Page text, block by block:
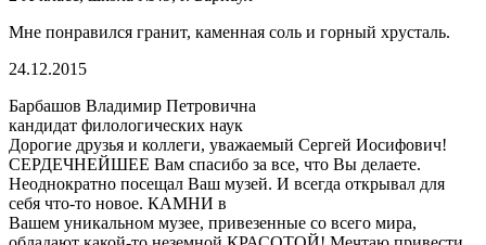
Мне понравился гранит, каменная соль и горный хрусталь.
24.12.2015
Барбашов Владимир Петровична
кандидат филологических наук
Дорогие друзья и коллеги, уважаемый Сергей Иосифович!
СЕРДЕЧНЕЙШЕЕ Вам спасибо за все, что Вы делаете.
Неоднократно посещал Ваш музей. И всегда открывал для
себя что-то новое. КАМНИ в
Вашем уникальном музее, привезенные со всего мира,